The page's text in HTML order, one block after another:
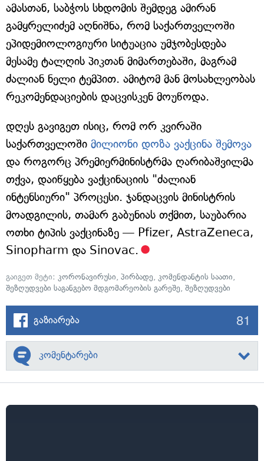
ამასთან, საბჭოს სხდომის შემდეგ ამირან
გამყრელიძემ აღნიშნა, რომ საქართველოში
ეპიდემიოლოგიური სიტუაცია უმჯობესდება
მესამე ტალღის პიკთან მიმართებაში, მაგრამ
ძალიან ნელი ტემპით. ამიტომ მან მოსახლეობას
რეკომენდაციების დაცვისკენ მოუწოდა.
დღეს გავიგეთ ისიც, რომ ორ კვირაში
საქართველოში მილიონი დოზა ვაქცინა შემოვა
და როგორც პრემიერმინისტრმა ღარიბაშვილმა
თქვა, დაიწყება ვაქცინაციის "ძალიან
ინტენსიური" პროცესი. ჯანდაცვის მინისტრის
მოადგილის, თამარ გაბუნიას თქმით, საუბარია
ოთხი ტიპის ვაქცინაზე — Pfizer, AstraZeneca,
Sinopharm და Sinovac.
გაიგეთ მეტი: კორონავირუსი, პირბადე, კომენდანტის საათი,
შეზღუდვები საგანგებო მდგომარეობის გარეშე, შეზღუდვები
გაზიარება 81
კომენტარები